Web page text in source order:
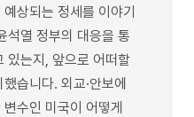
상되는 정세를 이야기
석열 정부의 대응을 통
있는지, 앞으로 어떠할
습니다. 외교·안보에
수인 미국이 어떻게